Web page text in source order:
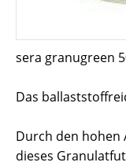
sera granugreen
Das
Durch den hohen
dieses